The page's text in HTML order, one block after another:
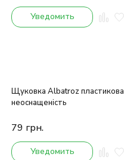
Уведомить
Щуковка Albatroz пластикова
неоснащеність
79 грн.
Уведомить